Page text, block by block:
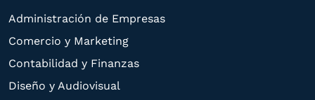
Administración de Empresas
Comercio y Marketing
Contabilidad y Finanzas
Diseño y Audiovisual